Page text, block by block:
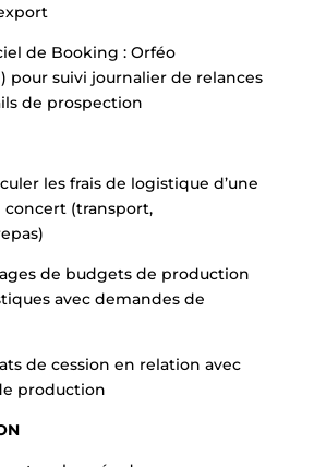
de Booking : Orféo
pour suivi journalier de relances
de prospection
les frais de logistique d’une
concert (transport,
de budgets de production
avec demandes de
de cession en relation avec
production